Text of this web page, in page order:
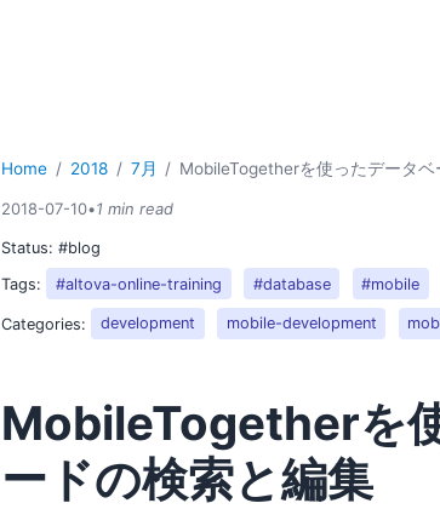
Home 2018 7月 MobileTogetherを使ったデータ
2018-07-10•1 min read
Status:#blog
Tags:
#altova-online-training #database #mobile
Categories: development mobile-development
MobileTogetherを
ードの検索と編集